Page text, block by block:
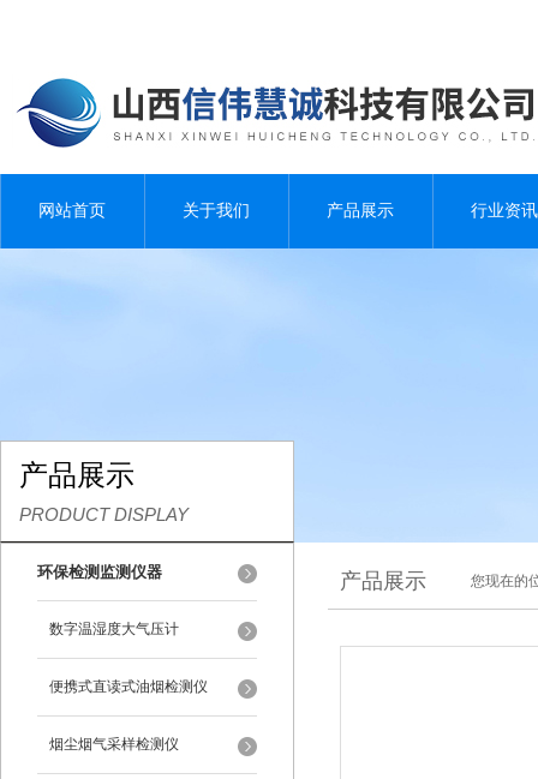
网站首页 关于我们 产品展示 行业资讯
产品展示
PRODUCT DISPLAY
环保检测监测仪器
数字温湿度大气压计
便携式直读式油烟检测仪
烟尘烟气采样检测仪
产品展示 您现在的